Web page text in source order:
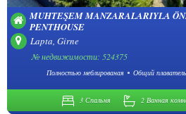
MUHTEŞEM MANZARALARIYLA
PENTHOUSE
Lapta, Girne
№ недвижимости: 524375
Полностью меблированая Общий
3 Спальня 2 Ванная